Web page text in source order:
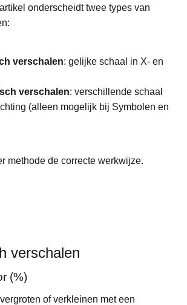
onderscheidt twee types van
verschalen: gelijke schaal in X- en
verschalen: verschillende schaal
(alleen mogelijk bij Symbolen en
methode de correcte werkwijze.
verschalen
(%)
of verkleinen met een